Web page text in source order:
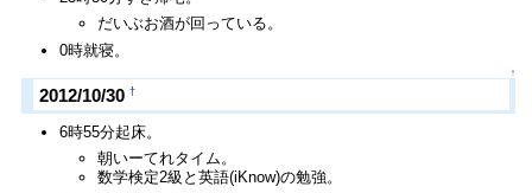
だいぶお酒が回っている。
0時就寝。
↑
2012/10/30 †
6時55分起床。
朝いーてれタイム。
数学検定2級と英語(iKnow)の勉強。